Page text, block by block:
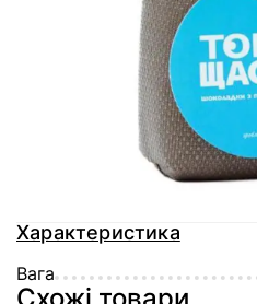
Характеристика
Вага